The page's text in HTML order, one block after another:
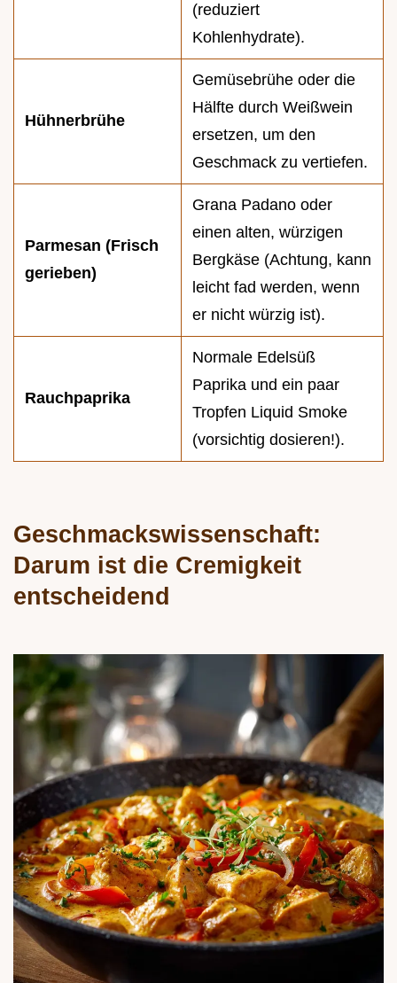
(reduziert
Kohlenhydrate).
Hühnerbrühe
Gemüsebrühe oder die
Hälfte durch Weißwein
ersetzen, um den
Geschmack zu vertiefen.
Parmesan (Frisch
gerieben)
Grana Padano oder
einen alten, würzigen
Bergkäse (Achtung, kann
leicht fad werden, wenn
er nicht würzig ist).
Rauchpaprika
Normale Edelsüß
Paprika und ein paar
Tropfen Liquid Smoke
(vorsichtig dosieren!).
Geschmackswissenschaft:
Darum ist die Cremigkeit
entscheidend